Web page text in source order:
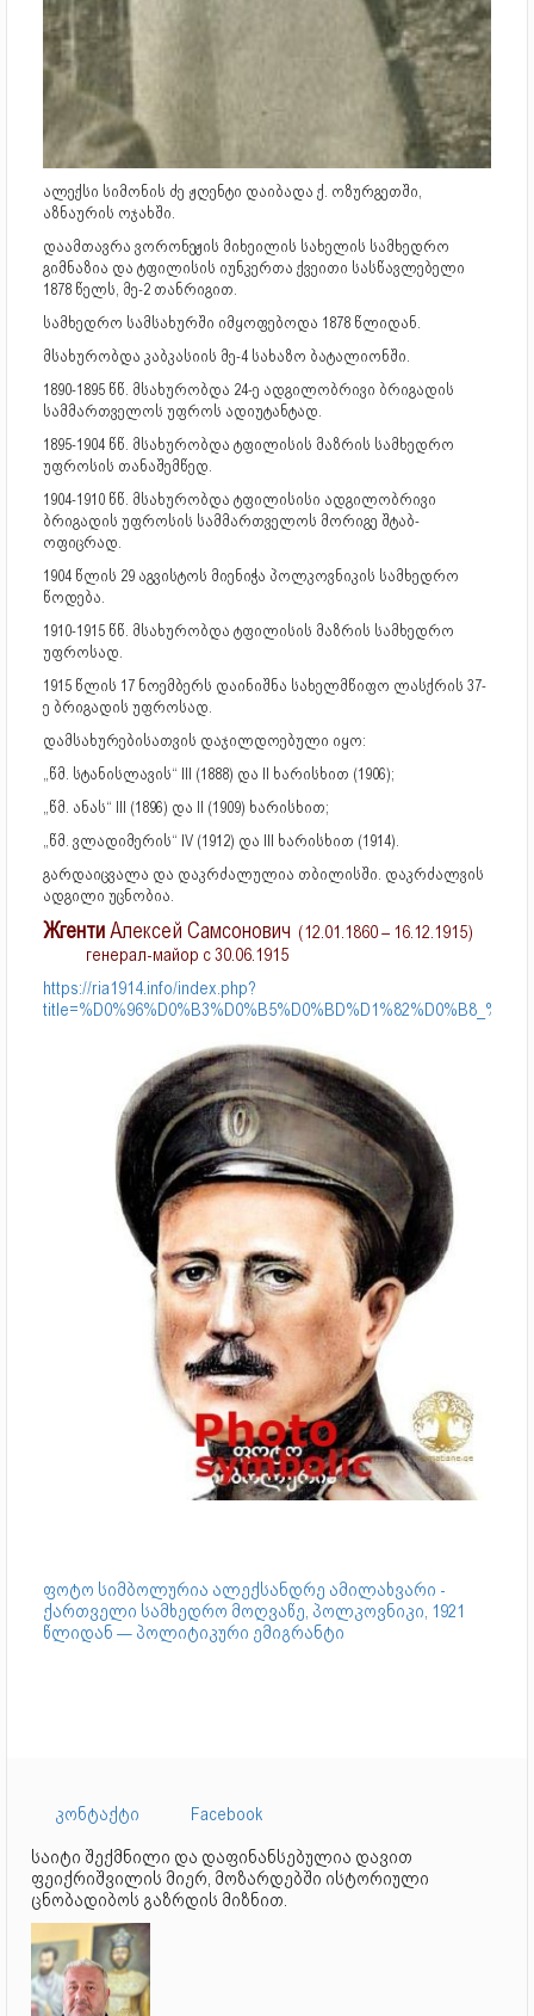
ალექსი სიმონის ძე ჟღენტი დაიბადა ქ. ოზურგეთში,
აზნაურის ოჯახში.
დაამთავრა ვორონეჟის მიხეილის სახელის სამხედრო
გიმნაზია და ტფილისის იუნკერთა ქვეითი სასწავლებელი
1878 წელს, მე-2 თანრიგით.
სამხედრო სამსახურში იმყოფებოდა 1878 წლიდან.
მსახურობდა კაბკასიის მე-4 სახაზო ბატალიონში.
1890-1895 წწ. მსახურობდა 24-ე ადგილობრივი ბრიგადის
სამმართველოს უფროს ადიუტანტად.
1895-1904 წწ. მსახურობდა ტფილისის მაზრის სამხედრო
უფროსის თანაშემწედ.
1904-1910 წწ. მსახურობდა ტფილისისი ადგილობრივი
ბრიგადის უფროსის სამმართველოს მორიგე შტაბ-
ოფიცრად.
1904 წლის 29 აგვისტოს მიენიჭა პოლკოვნიკის სამხედრო
წოდება.
1910-1915 წწ. მსახურობდა ტფილისის მაზრის სამხედრო
უფროსად.
1915 წლის 17 ნოემბერს დაინიშნა სახელმწიფო ლასქრის 37-
ე ბრიგადის უფროსად.
დამსახურებისათვის დაჯილდოებული იყო:
„წმ. სტანისლავის“ III (1888) და II ხარისხით (1906);
„წმ. ანას“ III (1896) და II (1909) ხარისხით;
„წმ. ვლადიმერის“ IV (1912) და III ხარისხით (1914).
გარდაიცვალა და დაკრძალულია თბილისში. დაკრძალვის
ადგილი უცნობია.
ЖгентиАлексей Самсонович (12.01.1860 – 16.12.1915)
генерал-майор с 30.06.1915
https://ria1914.info/index.php?
ფოტო სიმბოლურია ალექსანდრე ამილახვარი -
ქართველი სამხედრო მოღვაწე, პოლკოვნიკი, 1921
წლიდან — პოლიტიკური ემიგრანტი
კონტაქტი
Facebook
საიტი შექმნილი და დაფინანსებულია დავით
ფეიქრიშვილის მიერ, მოზარდებში ისტორიული
ცნობადიბოს გაზრდის მიზნით.